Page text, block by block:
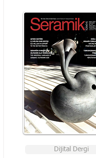
Dijital Dergi